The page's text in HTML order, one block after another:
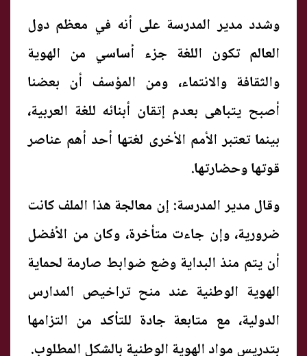
وشدد مدير المدرسة على أنه في معظم دول
العالم تكون اللغة جزء أساسي من الهوية
والثقافة والانتماء، ومن المؤسف أن بعضنا
أصبح يتباهى بعدم إتقان أبنائه للغة العربية،
بينما تعتبر الأمم الأخرى لغتها أحد أهم عناصر
قوتها وحضارتها.
وقال مدير المدرسة: إن معالجة هذا الملف كانت
ضرورية، وإن جاءت متأخرة، وكان من الأفضل
أن يتم منذ البداية وضع ضوابط صارمة لحماية
الهوية الوطنية عند منح تراخيص المدارس
الدولية، مع متابعة جادة للتأكد من التزامها
بتدريس مواد الهوية الوطنية بالشكل المطلوب.